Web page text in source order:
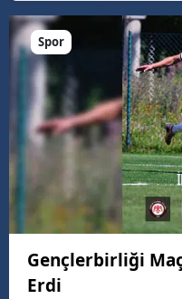
Spor
Gençlerbirliği
Erdi